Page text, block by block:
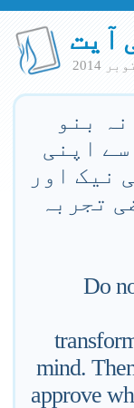
آیت
بنو
اپنی
نیک اور
تجربہ
Do
mind.
approve